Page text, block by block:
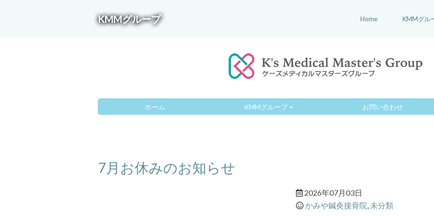
KMMグループ Home KMMグル
ホーム KMMグループ お問い合わせ
7月お休みのお知らせ
2026年07月03日
かみや鍼灸接骨院, 未分類